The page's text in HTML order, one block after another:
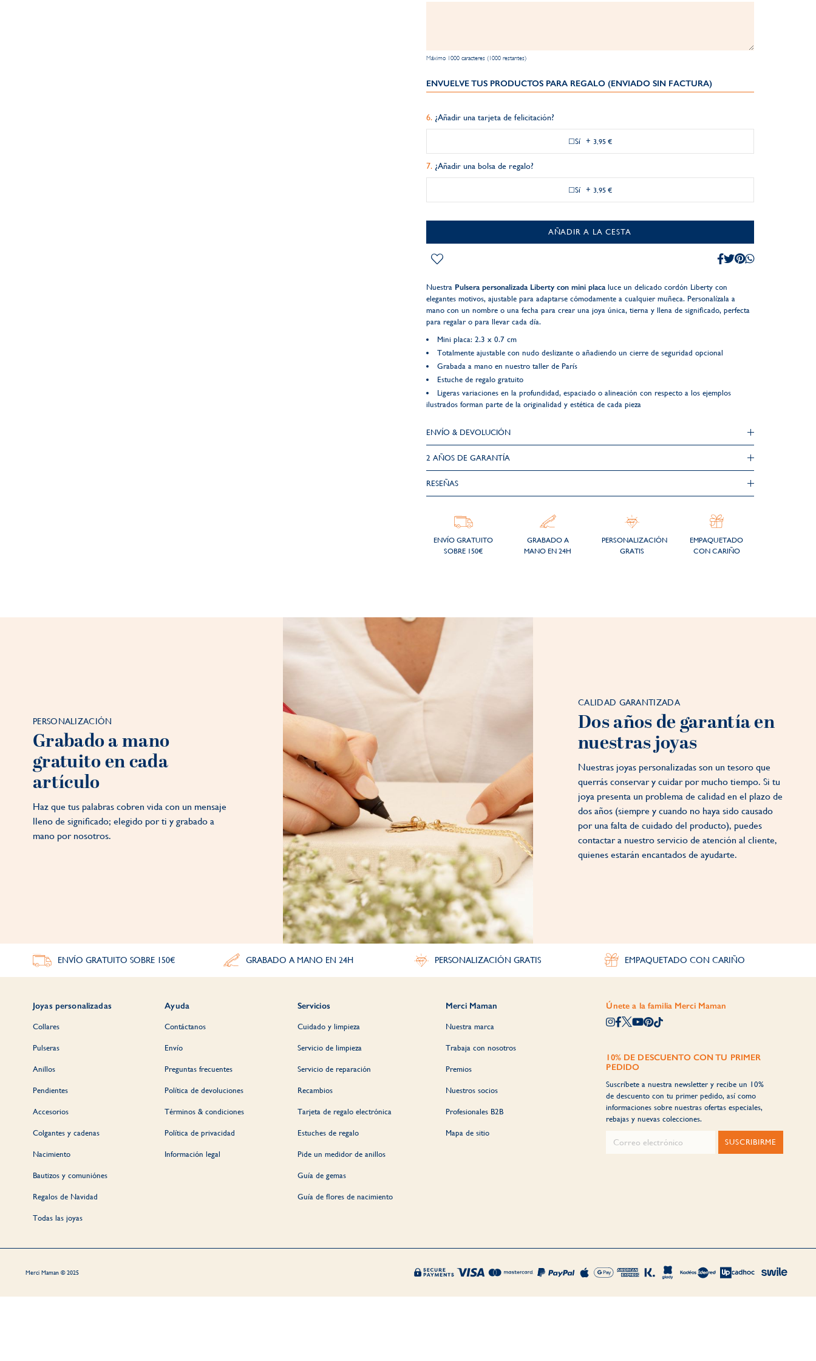
Máximo 1000 caracteres (1000 restantes)
ENVUELVE TUS PRODUCTOS PARA REGALO (ENVIADO SIN FACTURA)
¿Añadir una tarjeta de felicitación?
Sí + 3,95 €
¿Añadir una bolsa de regalo?
Sí + 3,95 €
AÑADIR A LA CESTA
Nuestra Pulsera personalizada Liberty con mini placaluce un delicado cordón Liberty con
elegantes motivos, ajustable para adaptarse cómodamente a cualquier muñeca. Personalízala a
mano con un nombre o una fecha para crear una joya única, tierna y llena de significado, perfecta
para regalar o para llevar cada día.
Mini placa: 2.3 x 0.7 cm
Totalmente ajustable con nudo deslizante o añadiendo un cierre de seguridad opcional
Grabada a mano en nuestro taller de París
Estuche de regalo gratuito
Ligeras variaciones en la profundidad, espaciado o alineación con respecto a los ejemplos
ilustrados forman parte de la originalidad y estética de cada pieza
ENVÍO & DEVOLUCIÓN
2 AÑOS DE GARANTÍA​
RESEÑAS
ENVÍO GRATUITO
SOBRE 150€
GRABADO A
MANO EN 24H
PERSONALIZACIÓN
GRATIS
EMPAQUETADO
CON CARIÑO
PERSONALIZACIÓN
Grabado a mano
gratuito en cada
artículo
Haz que tus palabras cobren vida con un mensaje
lleno de significado; elegido por ti y grabado a
mano por nosotros.
CALIDAD GARANTIZADA
Dos años de garantía en
nuestras joyas
Nuestras joyas personalizadas son un tesoro que
querrás conservar y cuidar por mucho tiempo. Si tu
joya presenta un problema de calidad en el plazo de
dos años (siempre y cuando no haya sido causado
por una falta de cuidado del producto), puedes
contactar a nuestro servicio de atención al cliente,
quienes estarán encantados de ayudarte.
ENVÍO GRATUITO SOBRE 150€ GRABADO A MANO EN 24H PERSONALIZACIÓN GRATIS EMPAQUETADO CON CARIÑO
Joyas personalizadas
Collares
Pulseras
Anillos
Pendientes
Accesorios
Colgantes y cadenas
Nacimiento
Bautizos y comuniónes
Regalos de Navidad
Todas las joyas
Ayuda
Contáctanos
Envío
Preguntas frecuentes
Política de devoluciones
Términos & condiciones
Política de privacidad
Información legal
Servicios
Cuidado y limpieza
Servicio de limpieza
Servicio de reparación
Recambios
Tarjeta de regalo electrónica
Estuches de regalo
Pide un medidor de anillos
Guía de gemas
Guía de flores de nacimiento
Merci Maman
Nuestra marca
Trabaja con nosotros
Premios
Nuestros socios
Profesionales B2B
Mapa de sitio
Únete a la familia Merci Maman
10% DE DESCUENTO CON TU PRIMER
PEDIDO
Suscríbete a nuestra newsletter y recibe un 10%
de descuento con tu primer pedido, así como
informaciones sobre nuestras ofertas especiales,
rebajas y nuevas colecciones.
SUSCRIBIRME
Merci Maman © 2025